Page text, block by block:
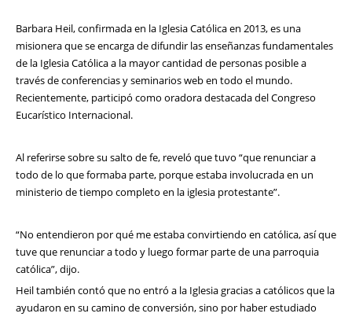
Barbara Heil, confirmada en la Iglesia Católica en 2013, es una
misionera que se encarga de difundir las enseñanzas fundamentales
de la Iglesia Católica a la mayor cantidad de personas posible a
través de conferencias y seminarios web en todo el mundo.
Recientemente, participó como oradora destacada del Congreso
Eucarístico Internacional.
Al referirse sobre su salto de fe, reveló que tuvo “que renunciar a
todo de lo que formaba parte, porque estaba involucrada en un
ministerio de tiempo completo en la iglesia protestante”.
“No entendieron por qué me estaba convirtiendo en católica, así que
tuve que renunciar a todo y luego formar parte de una parroquia
católica”, dijo.
Heil también contó que no entró a la Iglesia gracias a católicos que la
ayudaron en su camino de conversión, sino por haber estudiado